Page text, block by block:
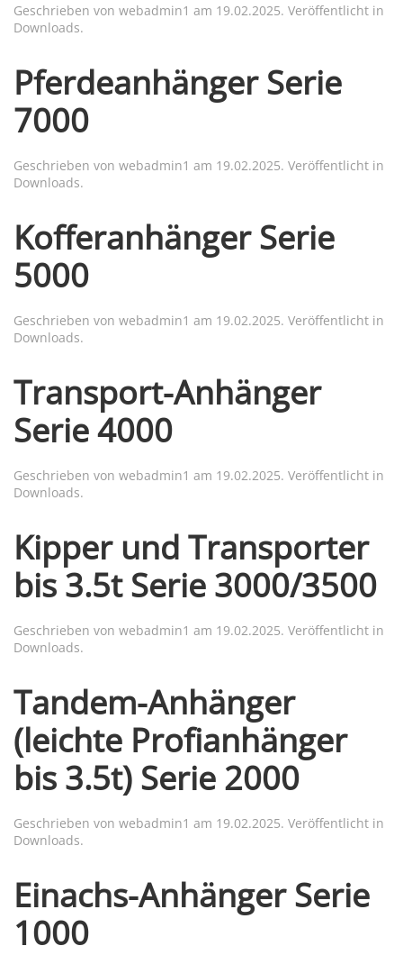
Geschrieben von webadmin1 am 19.02.2025. Veröffentlicht in
Downloads.
Pferdeanhänger Serie
7000
Geschrieben von webadmin1 am 19.02.2025. Veröffentlicht in
Downloads.
Kofferanhänger Serie
5000
Geschrieben von webadmin1 am 19.02.2025. Veröffentlicht in
Downloads.
Transport-Anhänger
Serie 4000
Geschrieben von webadmin1 am 19.02.2025. Veröffentlicht in
Downloads.
Kipper und Transporter
bis 3.5t Serie 3000/3500
Geschrieben von webadmin1 am 19.02.2025. Veröffentlicht in
Downloads.
Tandem-Anhänger
(leichte Profianhänger
bis 3.5t) Serie 2000
Geschrieben von webadmin1 am 19.02.2025. Veröffentlicht in
Downloads.
Einachs-Anhänger Serie
1000